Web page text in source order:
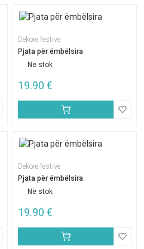
Dekore festive
Pjata për ëmbëlsira
Në stok
19.90 €
Dekore festive
Pjata për ëmbëlsira
Në stok
19.90 €